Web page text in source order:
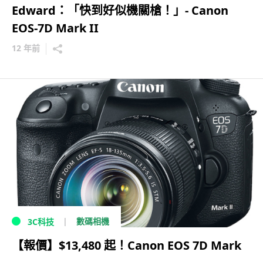
Edward：「快到好似機關槍！」- Canon
EOS-7D Mark II
12 年前
3C科技 數碼相機
【報價】$13,480 起！Canon EOS 7D Mark